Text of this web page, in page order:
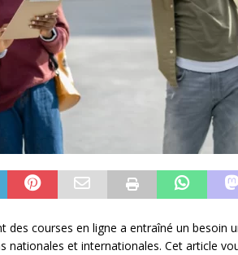
des courses en ligne a entraîné un besoin
nationales et internationales. Cet article